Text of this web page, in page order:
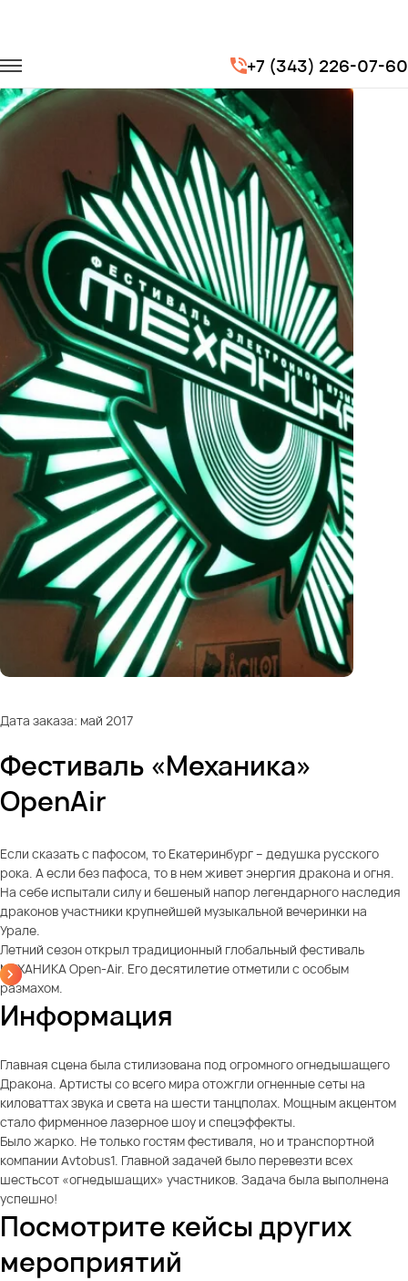
+7 (343) 226-07-60
Транспорт на концерты
Фестиваль «Механика» OpenAir
Дата заказа: май 2017
Фестиваль «Механика»
OpenAir
Если сказать с пафосом, то Екатеринбург – дедушка русского
рока. А если без пафоса, то в нем живет энергия дракона и огня.
На себе испытали силу и бешеный напор легендарного наследия
драконов участники крупнейшей музыкальной вечеринки на
Урале.
Летний сезон открыл традиционный глобальный фестиваль
МЕХАНИКА Open-Air. Его десятилетие отметили с особым
размахом.
Информация
Главная сцена была стилизована под огромного огнедышащего
Дракона. Артисты со всего мира отожгли огненные сеты на
киловаттах звука и света на шести танцполах. Мощным акцентом
стало фирменное лазерное шоу и спецэффекты.
Было жарко. Не только гостям фестиваля, но и транспортной
компании Avtobus1. Главной задачей было перевезти всех
шестьсот «огнедышащих» участников. Задача была выполнена
успешно!
Посмотрите кейсы других
мероприятий